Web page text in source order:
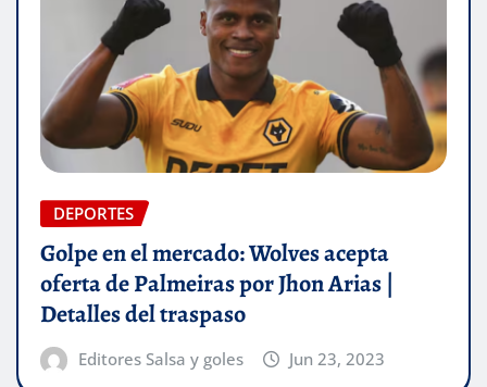
DEPORTES
Golpe en el mercado: Wolves acepta
oferta de Palmeiras por Jhon Arias |
Detalles del traspaso
Editores Salsa y goles Jun 23, 2023